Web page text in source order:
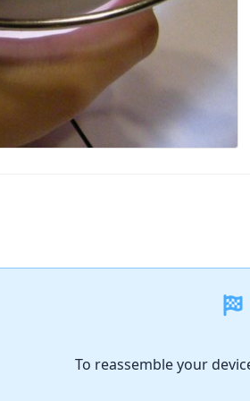
To reassemble your